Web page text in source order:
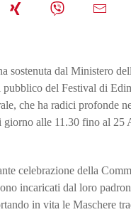
sostenuta dal Ministero
del Festival di
che ha radici profonde
giorno alle 11.30 fino al 25
celebrazione della
incaricati dal loro
in vita le Maschere